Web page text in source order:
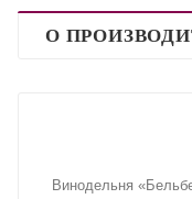
О
Винодельня